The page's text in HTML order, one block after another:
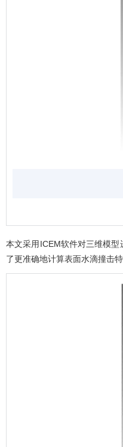
本文采用ICEM软件对三维模
了更准确地计算表面水滴撞击